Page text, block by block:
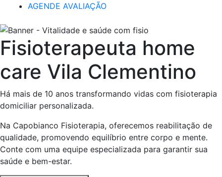
AGENDE AVALIAÇÃO
Fisioterapeuta home
care Vila Clementino
Há mais de 10 anos transformando vidas com fisioterapia
domiciliar personalizada.
Na Capobianco Fisioterapia, oferecemos reabilitação de
qualidade, promovendo equilíbrio entre corpo e mente.
Conte com uma equipe especializada para garantir sua
saúde e bem-estar.